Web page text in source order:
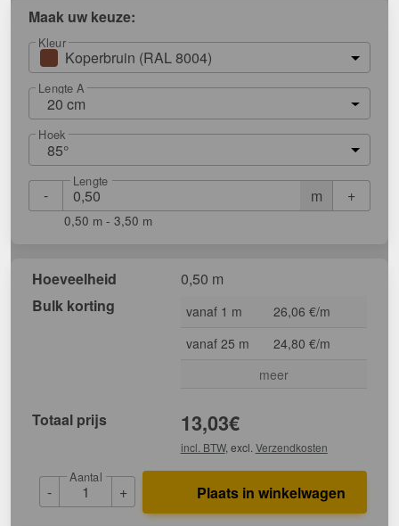
Maak uw keuze:
Kleur
Koperbruin (RAL 8004)
Lengte A
20 cm
Hoek
85°
- m
Lengte
+
0,50 m - 3,50 m
Hoeveelheid
0,50 m
Bulk korting
vanaf 1 m
26,06 €/m
vanaf 25 m
24,80 €/m
meer
Totaal prijs 13,03€
incl. BTW, excl. Verzendkosten
-
Aantal
+ Plaats in winkelwagen